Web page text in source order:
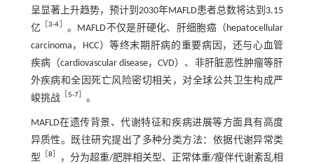
呈显著上升趋势，预计到2030年MAFLD患者总数将达到3.15
亿 ［3-4］ 。MAFLD不仅是肝硬化、肝细胞癌（hepatocellular
carcinoma，HCC）等终末期肝病的重要病因，还与心血管
疾病（cardiovascular disease，CVD）、非肝脏恶性肿瘤等肝
外疾病和全因死亡风险密切相关，对全球公共卫生构成严
峻挑战［5-7］ 。
MAFLD在遗传背景、代谢特征和疾病进展等方面具有高度
异质性。既往研究提出了多种分类方法：依据代谢异常类
型 ［8］
，分为超重/肥胖相关型、正常体重/瘦伴代谢紊乱相